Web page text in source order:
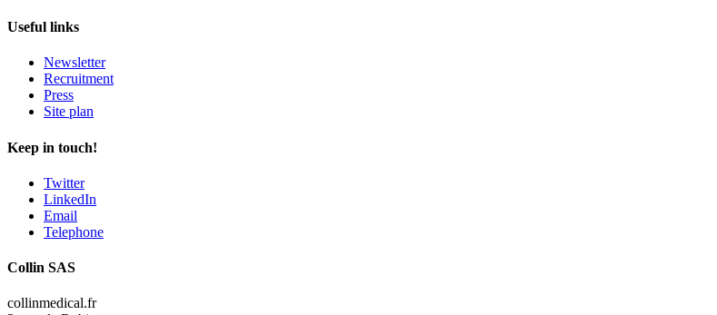
Useful links
Newsletter
Recruitment
Press
Site plan
Keep in touch!
Twitter
LinkedIn
Email
Telephone
Collin SAS
collinmedical.fr